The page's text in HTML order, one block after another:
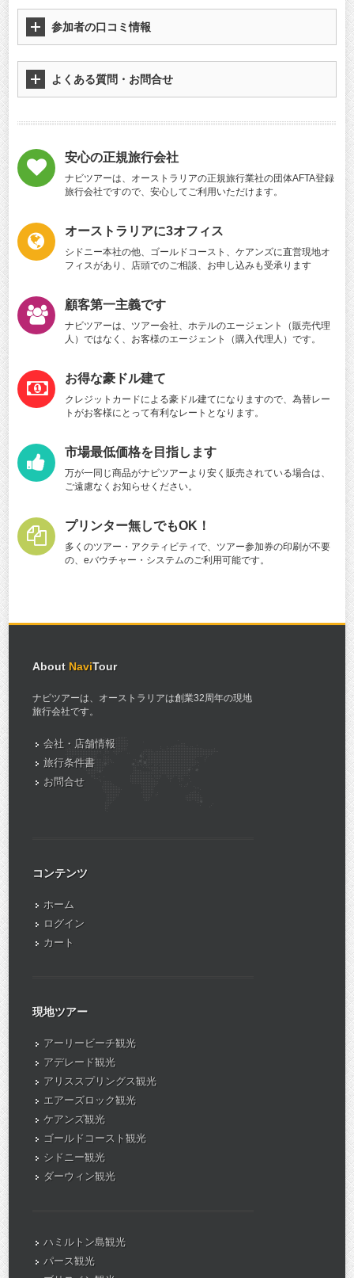
参加者の口コミ情報
よくある質問・お問合せ
安心の正規旅行会社
ナビツアーは、オーストラリアの正規旅行業社の団体AFTA登録
旅行会社ですので、安心してご利用いただけます。
オーストラリアに3オフィス
シドニー本社の他、ゴールドコースト、ケアンズに直営現地オ
フィスがあり、店頭でのご相談、お申し込みも受承ります
顧客第一主義です
ナビツアーは、ツアー会社、ホテルのエージェント（販売代理
人）ではなく、お客様のエージェント（購入代理人）です。
お得な豪ドル建て
クレジットカードによる豪ドル建てになりますので、為替レー
トがお客様にとって有利なレートとなります。
市場最低価格を目指します
万が一同じ商品がナビツアーより安く販売されている場合は、
ご遠慮なくお知らせください。
プリンター無しでもOK！
多くのツアー・アクティビティで、ツアー参加券の印刷が不要
の、eバウチャー・システムのご利用可能です。
About NaviTour
ナビツアーは、オーストラリアは創業32周年の現地
旅行会社です。
会社・店舗情報
旅行条件書
お問合せ
コンテンツ
ホーム
ログイン
カート
現地ツアー
アーリービーチ観光
アデレード観光
アリススプリングス観光
エアーズロック観光
ケアンズ観光
ゴールドコースト観光
シドニー観光
ダーウィン観光
ハミルトン島観光
パース観光